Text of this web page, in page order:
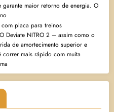
maior retorno de energia. O
placa para treinos
Deviate NITRO 2 – assim como o
de amortecimento superior e
mais rápido com muita